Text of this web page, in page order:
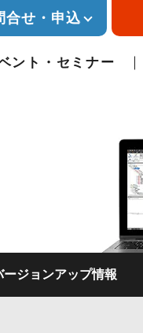
ント・セミナー
合せ・申込
ージョンアップ情報